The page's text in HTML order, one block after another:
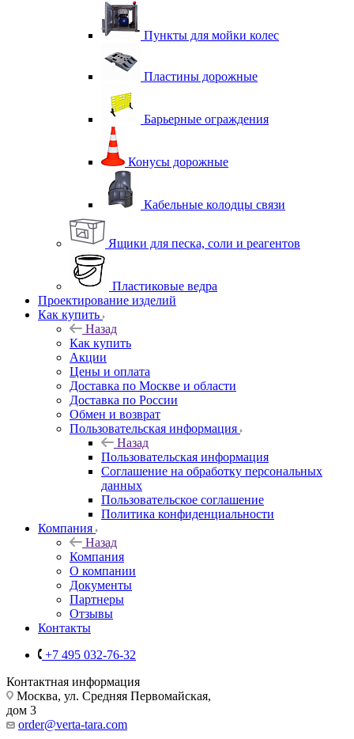
Пункты для мойки колес
Пластины дорожные
Барьерные ограждения
Конусы дорожные
Кабельные колодцы связи
Ящики для песка, соли и реагентов
Пластиковые ведра
Проектирование изделий
Как купить
Назад
Как купить
Акции
Цены и оплата
Доставка по Москве и области
Доставка по России
Обмен и возврат
Пользовательская информация
Назад
Пользовательская информация
Соглашение на обработку персональных
данных
Пользовательское соглашение
Политика конфиденциальности
Компания
Назад
Компания
О компании
Документы
Партнеры
Отзывы
Контакты
+7 495 032-76-32
Контактная информация
Москва, ул. Средняя Первомайская,
дом 3
order@verta-tara.com